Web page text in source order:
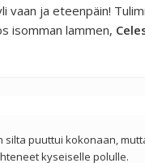
ja eteenpäin!
isomman lammen,
puuttui kokonaan,
kyseiselle polulle.